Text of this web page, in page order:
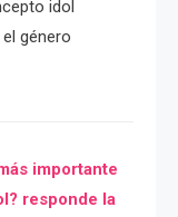
idol
género
importante
responde la